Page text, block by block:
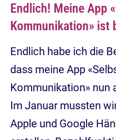
Endlich! Meine App
Kommunikation» ist
Endlich habe ich die
dass meine App
Kommunikation» nun
Im Januar mussten
Apple und Google